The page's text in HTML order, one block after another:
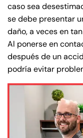
caso sea
se debe presentar
daño, a veces en
Al ponerse en
después de un
podría evitar